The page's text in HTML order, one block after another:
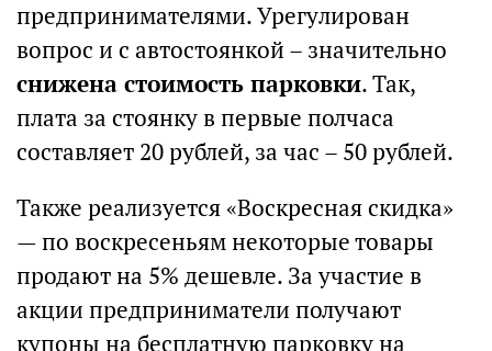
предпринимателями. Урегулирован
вопрос и с автостоянкой – значительно
снижена стоимость парковки. Так,
плата за стоянку в первые полчаса
составляет 20 рублей, за час – 50 рублей.
Также реализуется «Воскресная скидка»
— по воскресеньям некоторые товары
продают на 5% дешевле. За участие в
акции предприниматели получают
купоны на бесплатную парковку на